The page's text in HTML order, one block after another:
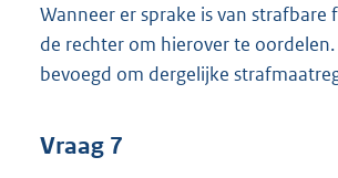
Wanneer er sprake is van strafbare
de rechter om hierover te
bevoegd om dergelijke
Vraag 7